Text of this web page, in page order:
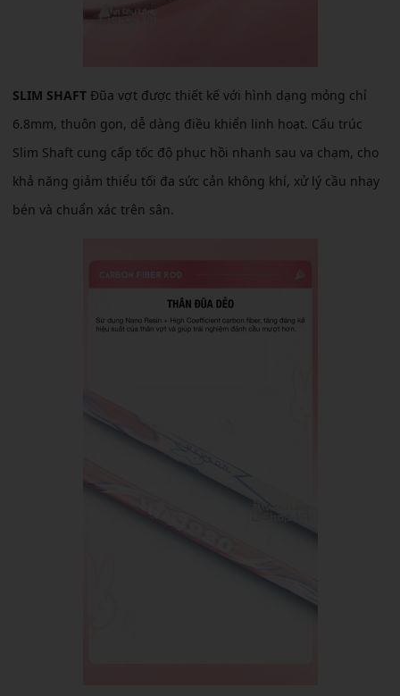
SLIM SHAFT Đũa vợt được thiết kế với hình dạng mỏng chỉ
6.8mm, thuôn gọn, dễ dàng điều khiển linh hoạt. Cấu trúc
Slim Shaft cung cấp tốc độ phục hồi nhanh sau va chạm, cho
khả năng giảm thiểu tối đa sức cản không khí, xử lý cầu nhạy
bén và chuẩn xác trên sân.